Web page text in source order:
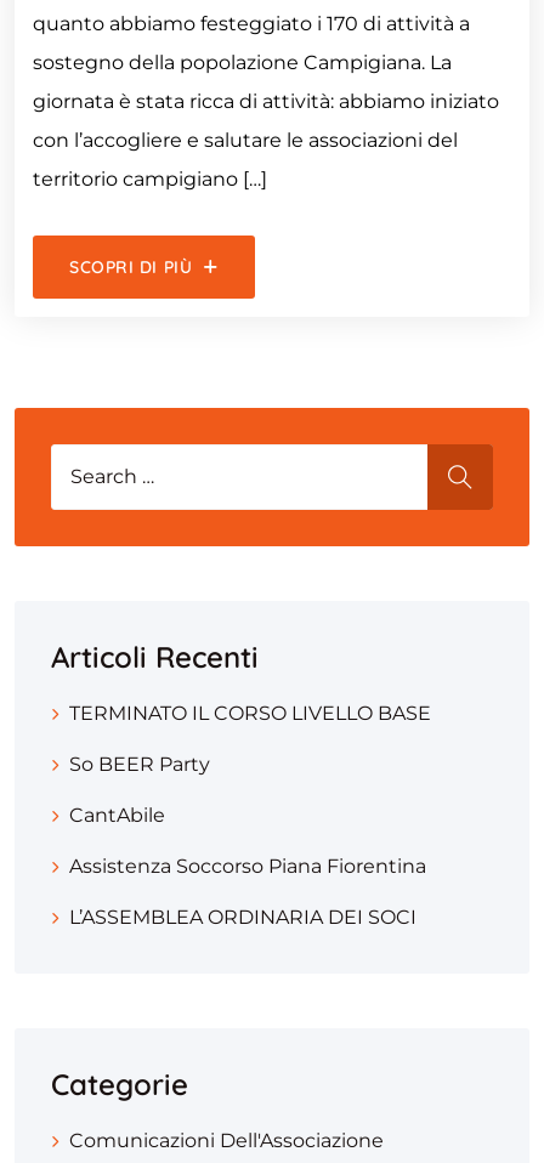
quanto abbiamo festeggiato i 170 di attività a
sostegno della popolazione Campigiana. La
giornata è stata ricca di attività: abbiamo iniziato
con l’accogliere e salutare le associazioni del
territorio campigiano […]
SCOPRI DI PIÙ
Search for:
Articoli Recenti
TERMINATO IL CORSO LIVELLO BASE
So BEER Party
CantAbile
Assistenza Soccorso Piana Fiorentina
L’ASSEMBLEA ORDINARIA DEI SOCI
Categorie
Comunicazioni Dell'Associazione